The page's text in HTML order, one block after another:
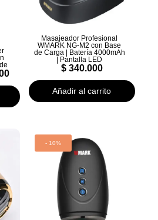
actual
$ 250.000.
Masajeador Profesional
WMARK NG-M2 con Base
de Carga | Batería 4000mAh
| Pantalla LED
$340.000
Añadir al carrito
- 10%